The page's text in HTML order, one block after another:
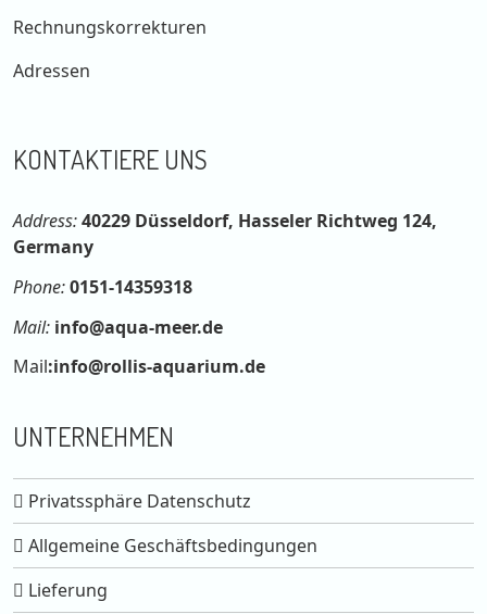
Rechnungskorrekturen
Adressen
KONTAKTIERE UNS
Address:40229 Düsseldorf, Hasseler Richtweg 124,
Germany
Phone:0151-14359318
Mail: info@aqua-meer.de
Mail:info@rollis-aquarium.de
UNTERNEHMEN
Privatssphäre Datenschutz
Allgemeine Geschäftsbedingungen
Lieferung